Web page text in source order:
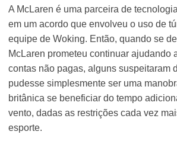
A McLaren é uma parceira de
em um acordo que envolveu o uso de
equipe de Woking. Então, quando se
McLaren prometeu continuar ajudando
contas não pagas, alguns suspeitaram
pudesse simplesmente ser uma
britânica se beneficiar do tempo
vento, dadas as restrições cada vez
esporte.